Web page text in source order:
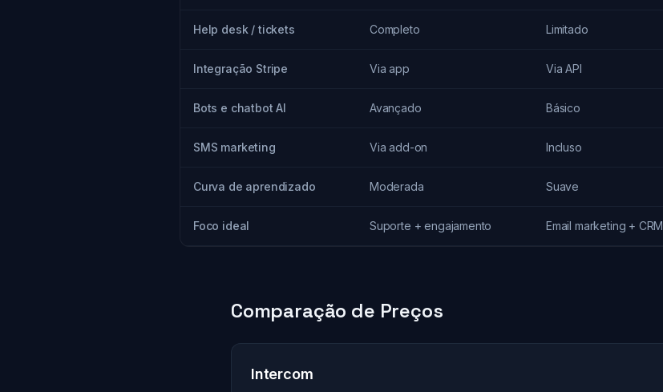
Help desk / tickets Completo Limitado
Integração Stripe Via app Via API
Bots e chatbot AI Avançado Básico
SMS marketing Via add-on Incluso
Curva de aprendizado Moderada Suave
Foco ideal Suporte + engajamento Email marketing + CRM
Comparação de Preços
Intercom